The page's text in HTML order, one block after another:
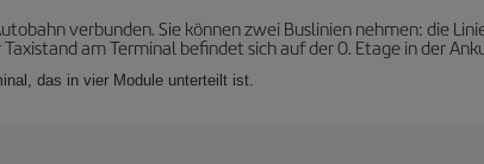
verbunden. Sie können zwei Buslinien nehmen: die
am Terminal befindet sich auf der 0. Etage in der
das in vier Module unterteilt ist.